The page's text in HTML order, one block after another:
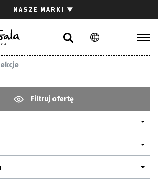
PL EN
NASZE MARKI ▼
Filtruj ofertę
Gdzie kupić
Pliki do pobrania
Pytania i odpowiedzi
Kariera
Kontakt